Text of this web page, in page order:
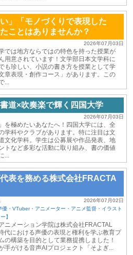
」「モノづくりで表現した
ことはありませんか？
2026年07月03日
では地方ならではの特色を持った授業が
用意されています！文学部日本文学科に
も珍しい、小説の書き方を授業として学
章表現・創作コース」があります。この
...
道×吹奏楽で輝く四国大学
2026年07月03日
」を極めたいあなたへ！四国大学には、全
学科やクラブがあります。特に注目は文
文化学科。学生は公募展や作品発表、地
トなど多彩な活動に取り組み、書の価値
...
表を務める株式会社FRACTA
2026年07月02日
・VTuber・アニメーター・アニメ監督・イラスト
】
ニメーション学院は株式会社FRACTAL
代における声優の表現と権利を学ぶ教育プ
の構築を目的として業務提携しました！
手がける音声AIプロジェクト「そよぎ...